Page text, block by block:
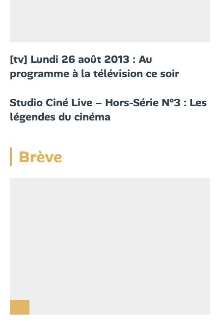
[tv] Lundi 26 août 2013 : Au
programme à la télévision ce soir
Studio Ciné Live – Hors-Série N°3 : Les
légendes du cinéma
Brève